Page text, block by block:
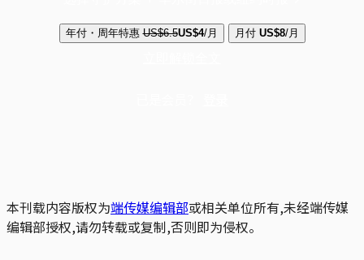
年付・周年特惠 US$6.5US$4/月 月付 US$8/月
本刊载内容版权为端传媒编辑部或相关单位所有,未经端传媒
编辑部授权,请勿转载或复制,否则即为侵权。